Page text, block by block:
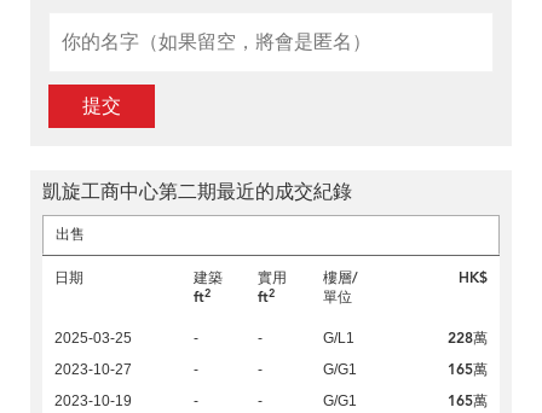
提交
凱旋工商中心第二期最近的成交紀錄
出售
日期
建築
ft2
實用
ft2
樓層/
單位
HK$
2025-03-25 - - G/L1 228萬
2023-10-27 - - G/G1 165萬
2023-10-19 - - G/G1 165萬